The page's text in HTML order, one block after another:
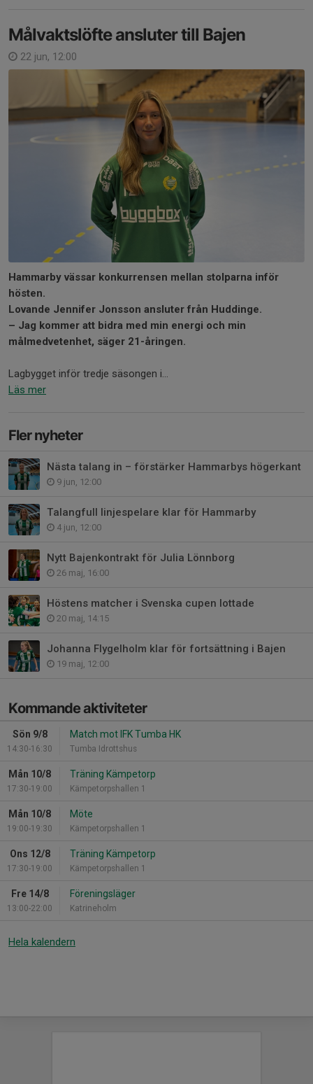
Målvaktslöfte ansluter till Bajen
22 jun, 12:00
Hammarby vässar konkurrensen mellan stolparna inför
hösten.
Lovande Jennifer Jonsson ansluter från Huddinge.
– Jag kommer att bidra med min energi och min
målmedvetenhet, säger 21-åringen.
Lagbygget inför tredje säsongen i...
Läs mer
Fler nyheter
Nästa talang in – förstärker Hammarbys högerkant
9 jun, 12:00
Talangfull linjespelare klar för Hammarby
4 jun, 12:00
Nytt Bajenkontrakt för Julia Lönnborg
26 maj, 16:00
Höstens matcher i Svenska cupen lottade
20 maj, 14:15
Johanna Flygelholm klar för fortsättning i Bajen
19 maj, 12:00
Kommande aktiviteter
Sön 9/8
14:30-16:30
Match mot IFK Tumba HK
Tumba Idrottshus
Mån 10/8
17:30-19:00
Träning Kämpetorp
Kämpetorpshallen 1
Mån 10/8
19:00-19:30
Möte
Kämpetorpshallen 1
Ons 12/8
17:30-19:00
Träning Kämpetorp
Kämpetorpshallen 1
Fre 14/8
13:00-22:00
Föreningsläger
Katrineholm
Hela kalendern